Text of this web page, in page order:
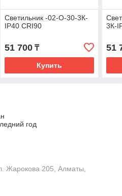
Светильник -02-О-30-3К-
IP40 CRI90
51 700₸
Купить
3К-
51
год
Жарокова 205, Алматы,